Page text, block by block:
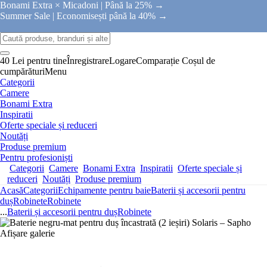
Bonami Extra × Micadoni | Până la 25% →
Summer Sale | Economisești până la 40% →
40 Lei pentru tineÎnregistrareLogareComparație Coșul de
cumpărăturiMenu
Categorii
Camere
Bonami Extra
Inspiratii
Oferte speciale și reduceri
Noutăți
Produse premium
Pentru profesioniști
Categorii Camere Bonami Extra Inspiratii Oferte speciale și
reduceri Noutăți Produse premium
AcasăCategoriiEchipamente pentru baieBaterii și accesorii pentru
dușRobineteRobinete
...Baterii și accesorii pentru dușRobinete
Afișare galerie